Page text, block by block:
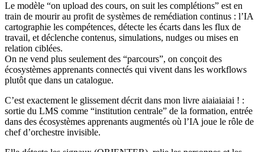
Le modèle “on upload des cours, on suit les complétions” est en
train de mourir au profit de systèmes de remédiation continus : l’IA
cartographie les compétences, détecte les écarts dans les flux de
travail, et déclenche contenus, simulations, nudges ou mises en
relation ciblées.
On ne vend plus seulement des “parcours”, on conçoit des
écosystèmes apprenants connectés qui vivent dans les workflows
plutôt que dans un catalogue.
C’est exactement le glissement décrit dans mon livre aiaiaiaiai ! :
sortie du LMS comme “institution centrale” de la formation, entrée
dans des écosystèmes apprenants augmentés où l’IA joue le rôle de
chef d’orchestre invisible.